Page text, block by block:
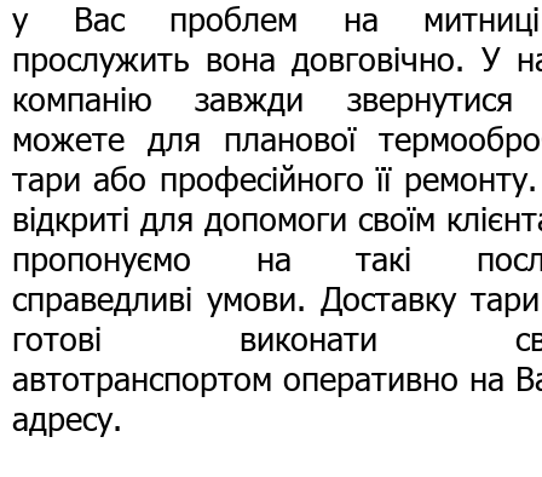
у Вас проблем на
прослужить вона довговічно. У
компанію завжди
можете для планової
тари або професійного її
відкриті для допомоги своїм
пропонуємо на такі
справедливі умови. Доставку
готові виконати
автотранспортом оперативно на
адресу.